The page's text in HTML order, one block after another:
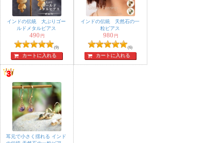
インドの伝統 大ぶりゴー
ルドメタルピアス
490 円
(9)
カートに入れる
インドの伝統 天然石の一
粒ピアス
980 円
(6)
カートに入れる
耳元で小さく揺れる インド